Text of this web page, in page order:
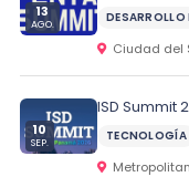
13
AGO. DESARROLLO
Ciudad del
10
SEP.
ISD Summit
TECNOLOGÍA